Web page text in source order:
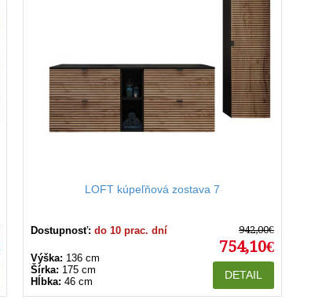
LOFT kúpeľňová zostava 7
Dostupnosť: do 10 prac. dní
Výška: 136 cm
Šírka: 175 cm
Hĺbka: 46 cm
942,00€
754,10€
DETAIL